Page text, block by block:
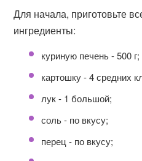
Для начала, приготовьте
ингредиенты:
куриную печень - 500 г;
картошку - 4 средних
лук - 1 большой;
соль - по вкусу;
перец - по вкусу;